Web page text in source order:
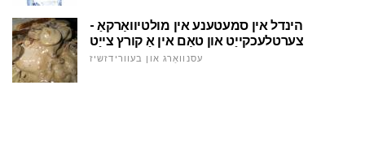
הינדל אין סמעטענע אין מולטיוואַרקאַ -
צערטלעכקייַט און טאַם אין אַ קורץ צייַט
עסנוואַרג און בעוורידזשיז